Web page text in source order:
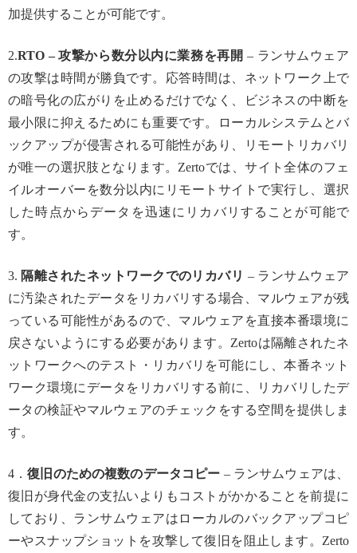
加提供することが可能です。
2.RTO – 攻撃から数分以内に業務を再開 – ランサムウェア
の攻撃は時間が勝負です。応答時間は、ネットワーク上で
の暗号化の広がりを止めるだけでなく、ビジネスの中断を
最小限に抑えるためにも重要です。ローカルシステムとバ
ックアップが侵害される可能性があり、リモートリカバリ
が唯一の選択肢となります。Zertoでは、サイト全体のフェ
イルオーバーを数分以内にリモートサイトで実行し、選択
した時点からデータを迅速にリカバリすることが可能で
す。
3. 隔離されたネットワークでのリカバリ – ランサムウェア
に汚染されたデータをリカバリする場合、マルウェアが残
っている可能性があるので、マルウェアを直接本番環境に
戻さないようにする必要があります。Zertoは隔離されたネ
ットワークへのテスト・リカバリを可能にし、本番ネット
ワーク環境にデータをリカバリする前に、リカバリしたデ
ータの検証やマルウェアのチェックをする空間を提供しま
す。
4．復旧のための複数のデータコピー – ランサムウェアは、
復旧が身代金の支払いよりもコストがかかることを前提に
しており、ランサムウェアはローカルのバックアップコピ
ーやスナップショットを攻撃して復旧を阻止します。Zerto